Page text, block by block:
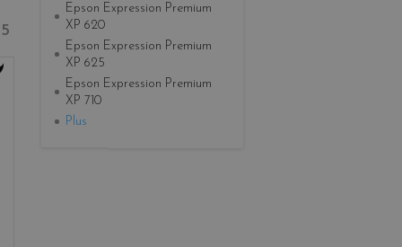
Epson Expression Premium
XP 620
Epson Expression Premium
XP 625
Epson Expression Premium
XP 710
Plus